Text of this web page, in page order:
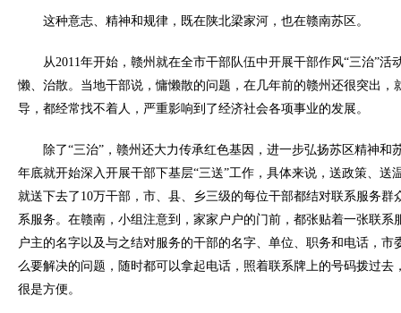
这种意志、精神和规律，既在陕北梁家河，也在赣南苏区。
从2011年开始，赣州就在全市干部队伍中开展干部作风“三治”活
懒、治散。当地干部说，慵懒散的问题，在几年前的赣州还很突出，
导，都经常找不着人，严重影响到了经济社会各项事业的发展。
除了“三治”，赣州还大力传承红色基因，进一步弘扬苏区精神和
年底就开始深入开展干部下基层“三送”工作，具体来说，送政策、送
就送下去了10万干部，市、县、乡三级的每位干部都结对联系服务群
系服务。在赣南，小组注意到，家家户户的门前，都张贴着一张联系
户主的名字以及与之结对服务的干部的名字、单位、职务和电话，市
么要解决的问题，随时都可以拿起电话，照着联系牌上的号码拨过去
很是方便。